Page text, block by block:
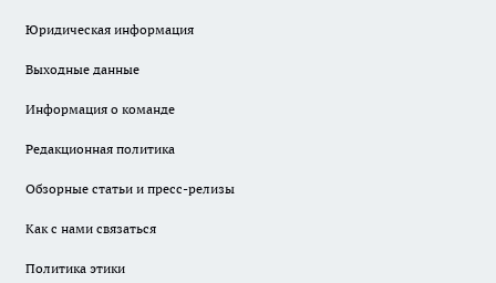
Юридическая информация
Выходные данные
Информация о команде
Редакционная политика
Обзорные статьи и пресс-релизы
Как с нами связаться
Политика этики